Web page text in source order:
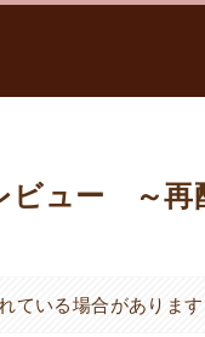
ビュー ～再
ている場合があります